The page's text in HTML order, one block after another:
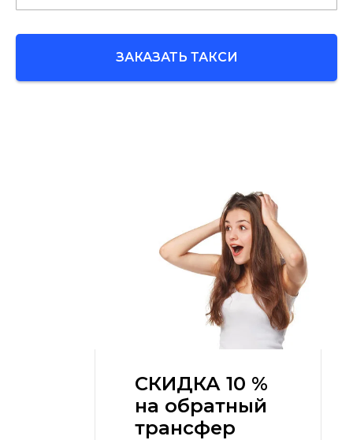
ЗАКАЗАТЬ ТАКСИ
СКИДКА 10 %
на обратный
трансфер